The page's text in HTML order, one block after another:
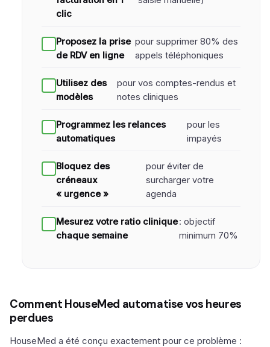
clic
Proposez la prise
de RDV en ligne
pour supprimer 80% des
appels téléphoniques
Utilisez des
modèles
pour vos comptes-rendus et
notes cliniques
Programmez les relances
automatiques
pour les
impayés
Bloquez des
créneaux
« urgence »
pour éviter de
surcharger votre
agenda
Mesurez votre ratio clinique
chaque semaine
: objectif
minimum 70%
Comment HouseMed automatise vos heures
perdues
HouseMed a été conçu exactement pour ce problème :